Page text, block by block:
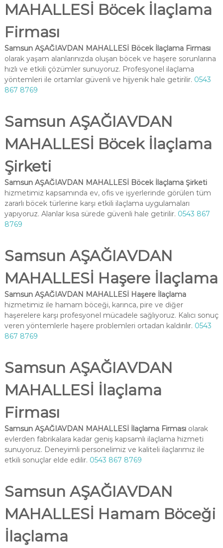
MAHALLESİ Böcek İlaçlama
Firması
Samsun AŞAĞIAVDAN MAHALLESİ Böcek İlaçlama Firması
olarak yaşam alanlarınızda oluşan böcek ve haşere sorunlarına
hızlı ve etkili çözümler sunuyoruz. Profesyonel ilaçlama
yöntemleri ile ortamlar güvenli ve hijyenik hale getirilir. 0543
867 8769
Samsun AŞAĞIAVDAN
MAHALLESİ Böcek İlaçlama
Şirketi
Samsun AŞAĞIAVDAN MAHALLESİ Böcek İlaçlama Şirketi
hizmetimiz kapsamında ev, ofis ve işyerlerinde görülen tüm
zararlı böcek türlerine karşı etkili ilaçlama uygulamaları
yapıyoruz. Alanlar kısa sürede güvenli hale getirilir. 0543 867
8769
Samsun AŞAĞIAVDAN
MAHALLESİ Haşere İlaçlama
Samsun AŞAĞIAVDAN MAHALLESİ Haşere İlaçlama
hizmetimiz ile hamam böceği, karınca, pire ve diğer
haşerelere karşı profesyonel mücadele sağlıyoruz. Kalıcı sonuç
veren yöntemlerle haşere problemleri ortadan kaldırılır. 0543
867 8769
Samsun AŞAĞIAVDAN
MAHALLESİ İlaçlama
Firması
Samsun AŞAĞIAVDAN MAHALLESİ İlaçlama Firmasıolarak
evlerden fabrikalara kadar geniş kapsamlı ilaçlama hizmeti
sunuyoruz. Deneyimli personelimiz ve kaliteli ilaçlarımız ile
etkili sonuçlar elde edilir. 0543 867 8769
Samsun AŞAĞIAVDAN
MAHALLESİ Hamam Böceği
İlaçlama